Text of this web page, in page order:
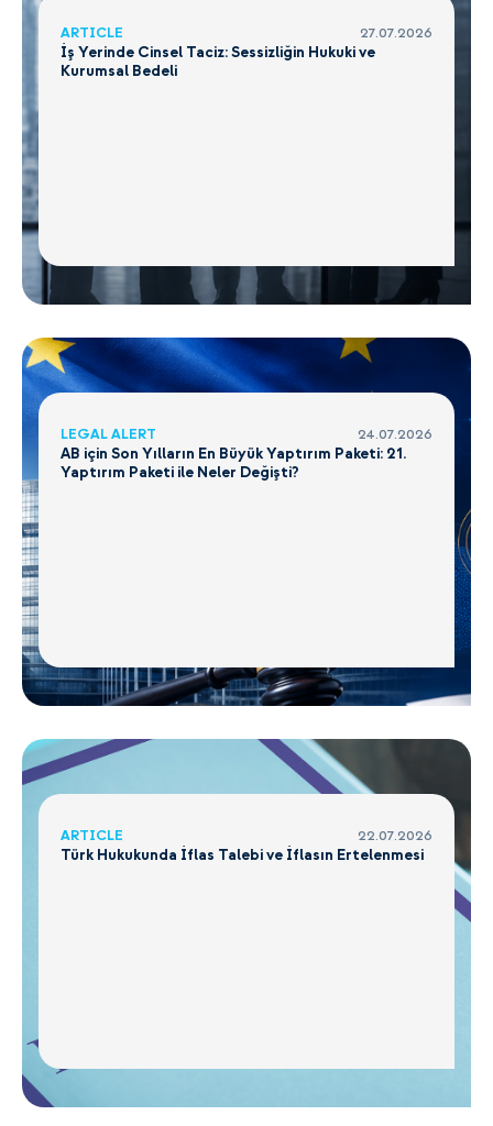
ARTICLE 27.07.2026
İş Yerinde Cinsel Taciz: Sessizliğin Hukuki ve
Kurumsal Bedeli
LEGAL ALERT 24.07.2026
AB için Son Yılların En Büyük Yaptırım Paketi: 21.
Yaptırım Paketi ile Neler Değişti?
ARTICLE 22.07.2026
Türk Hukukunda İflas Talebi ve İflasın Ertelenmesi